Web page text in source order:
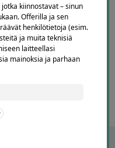
6 / 60
kiinnostavat – sinun
Offerilla ja sen
henkilötietoja (esim.
ja muita teknisiä
laitteellasi
mainoksia ja parhaan